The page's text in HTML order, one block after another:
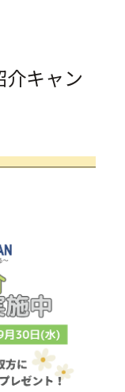
介キャン
＿＿＿＿＿＿＿＿